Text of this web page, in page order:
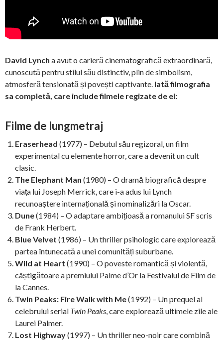
David Lynch a avut o carieră cinematografică extraordinară,
cunoscută pentru stilul său distinctiv, plin de simbolism,
atmosferă tensionată și povești captivante. Iată filmografia
sa completă, care include filmele regizate de el:
Filme de lungmetraj
Eraserhead (1977) – Debutul său regizoral, un film
experimental cu elemente horror, care a devenit un cult
clasic.
The Elephant Man (1980) – O dramă biografică despre
viața lui Joseph Merrick, care i-a adus lui Lynch
recunoaștere internațională și nominalizări la Oscar.
Dune(1984) – O adaptare ambițioasă a romanului SF scris
de Frank Herbert.
Blue Velvet (1986) – Un thriller psihologic care explorează
partea întunecată a unei comunități suburbane.
Wild at Heart (1990) – O poveste romantică și violentă,
câștigătoare a premiului Palme d’Or la Festivalul de Film de
la Cannes.
Twin Peaks: Fire Walk with Me(1992) – Un prequel al
celebrului serial Twin Peaks, care explorează ultimele zile ale
Laurei Palmer.
Lost Highway(1997) – Un thriller neo-noir care combină